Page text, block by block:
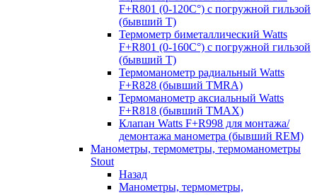
F+R801 (0-120С°) с погружной гильзой
(бывший T)
Термометр биметаллический Watts
F+R801 (0-160С°) с погружной гильзой
(бывший T)
Термоманометр радиальный Watts
F+R828 (бывший TMRA)
Термоманометр аксиальный Watts
F+R818 (бывший TMAX)
Клапан Watts F+R998 для монтажа/
демонтажа манометра (бывший REM)
Манометры, термометры, термоманометры
Stout
Назад
Манометры, термометры,